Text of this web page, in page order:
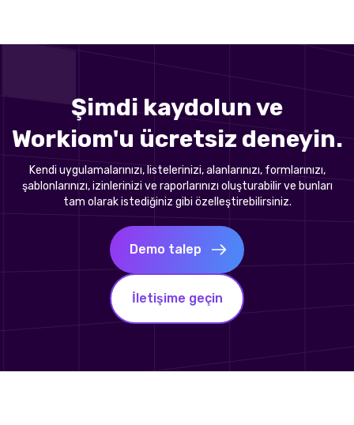
Şimdi kaydolun ve
Workiom'u ücretsiz deneyin.
Kendi uygulamalarınızı, listelerinizi, alanlarınızı, formlarınızı,
şablonlarınızı, izinlerinizi ve raporlarınızı oluşturabilir ve bunları
tam olarak istediğiniz gibi özelleştirebilirsiniz.
Demo talep
İletişime geçin